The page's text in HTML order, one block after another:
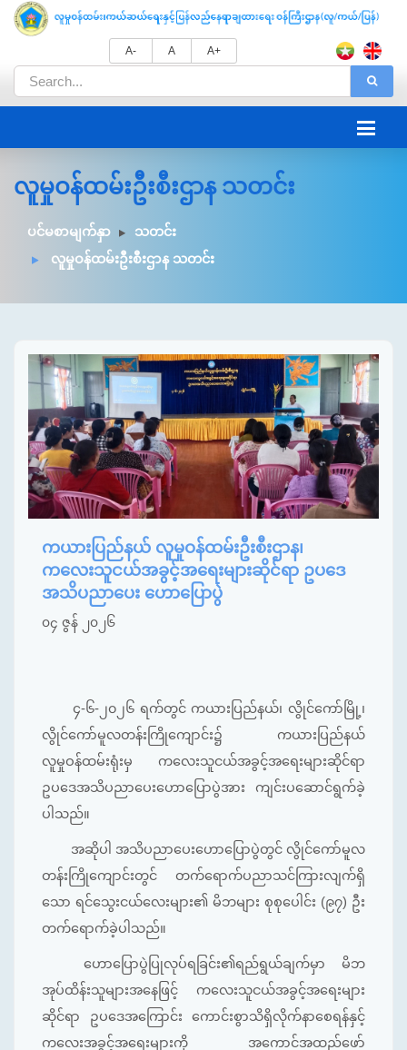
A- A A+
လူမှုဝန်ထမ်းဦးစီးဌာန သတင်း
ပင်မစာမျက်နှာ
သတင်း
လူမှုဝန်ထမ်းဦးစီးဌာန သတင်း
ကယားပြည်နယ် လူမှုဝန်ထမ်းဦးစီးဌာန၊
ကလေးသူငယ်အခွင့်အရေးများဆိုင်ရာ ဥပဒေ
အသိပညာပေး ဟောပြောပွဲ
၀၄ ဇွန် ၂၀၂၆
၄-၆-၂၀၂၆ ရက်တွင် ကယားပြည်နယ်၊ လွိုင်ကော်မြို့၊
လွိုင်ကော်မူလတန်းကြိုကျောင်း၌ ကယားပြည်နယ်
လူမှုဝန်ထမ်းရုံးမှ ကလေးသူငယ်အခွင့်အရေးများဆိုင်ရာ
ဥပဒေအသိပညာပေးဟောပြောပွဲအား ကျင်းပဆောင်ရွက်ခဲ့
ပါသည်။
အဆိုပါ အသိပညာပေးဟောပြောပွဲတွင် လွိုင်ကော်မူလ
တန်းကြိုကျောင်းတွင် တက်‌ရောက်ပညာသင်ကြားလျက်ရှိ
သော ရင်သွေးငယ်လေးများ၏ မိဘများ စုစုပေါင်း (၉၇) ဦး
တက်ရောက်ခဲ့ပါသည်။
ဟောပြောပွဲပြုလုပ်ရခြင်း၏ရည်ရွယ်ချက်မှာ မိဘ
အုပ်ထိန်းသူများအနေဖြင့် ကလေးသူငယ်အခွင့်အရေးများ
ဆိုင်ရာ ဥပဒေအကြောင်း ကောင်းစွာသိရှိလိုက်နာစေရန်နှင့်
ကလေးအခွင့်အရေးများကို အကောင်အထည်ဖော်